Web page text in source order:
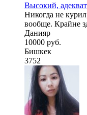
Высокий,
Никогда не
вообще. Крайне
Данияр
10000 руб.
Бишкек
3752